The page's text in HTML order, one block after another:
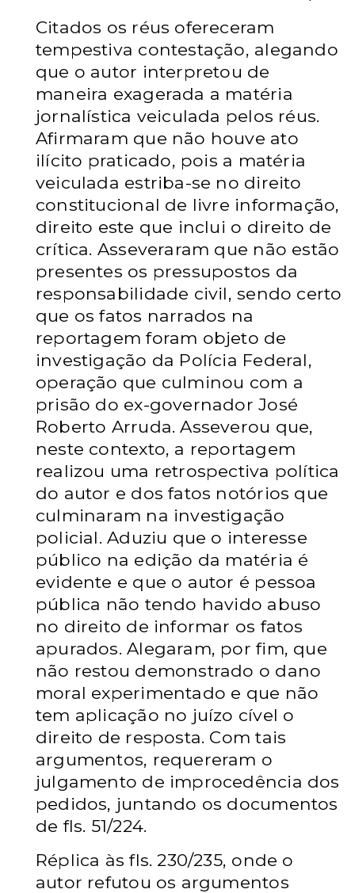
Citados os réus ofereceram
tempestiva contestação, alegando
que o autor interpretou de
maneira exagerada a matéria
jornalística veiculada pelos réus.
Afirmaram que não houve ato
ilícito praticado, pois a matéria
veiculada estriba-se no direito
constitucional de livre informação,
direito este que inclui o direito de
crítica. Asseveraram que não estão
presentes os pressupostos da
responsabilidade civil, sendo certo
que os fatos narrados na
reportagem foram objeto de
investigação da Polícia Federal,
operação que culminou com a
prisão do ex-governador José
Roberto Arruda. Asseverou que,
neste contexto, a reportagem
realizou uma retrospectiva política
do autor e dos fatos notórios que
culminaram na investigação
policial. Aduziu que o interesse
público na edição da matéria é
evidente e que o autor é pessoa
pública não tendo havido abuso
no direito de informar os fatos
apurados. Alegaram, por fim, que
não restou demonstrado o dano
moral experimentado e que não
tem aplicação no juízo cível o
direito de resposta. Com tais
argumentos, requereram o
julgamento de improcedência dos
pedidos, juntando os documentos
de fls. 51/224.
Réplica às fls. 230/235, onde o
autor refutou os argumentos